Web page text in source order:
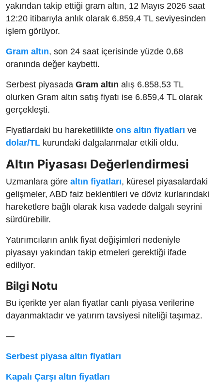
yakından takip ettiği gram altın, 12 Mayıs 2026 saat
12:20 itibarıyla anlık olarak 6.859,4 TL seviyesinden
işlem görüyor.
Gram altın, son 24 saat içerisinde yüzde 0,68
oranında değer kaybetti.
Serbest piyasada Gram altın alış 6.858,53 TL
olurken Gram altın satış fiyatı ise 6.859,4 TL olarak
gerçekleşti.
Fiyatlardaki bu hareketlilikte ons altın fiyatları ve
dolar/TL kurundaki dalgalanmalar etkili oldu.
Altın Piyasası Değerlendirmesi
Uzmanlara göre altın fiyatları, küresel piyasalardaki
gelişmeler, ABD faiz beklentileri ve döviz kurlarındaki
hareketlere bağlı olarak kısa vadede dalgalı seyrini
sürdürebilir.
Yatırımcıların anlık fiyat değişimleri nedeniyle
piyasayı yakından takip etmeleri gerektiği ifade
ediliyor.
Bilgi Notu
Bu içerikte yer alan fiyatlar canlı piyasa verilerine
dayanmaktadır ve yatırım tavsiyesi niteliği taşımaz.
—
Serbest piyasa altın fiyatları
Kapalı Çarşı altın fiyatları